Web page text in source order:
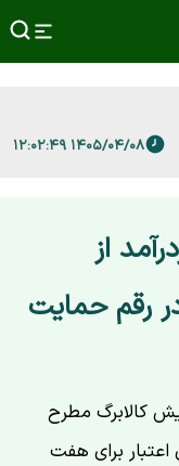
۱۴۰۵/۰۴/۰۸ ۱۲:۰۲:۴۹
از
رقم حمایت
کالابرگ مطرح
بیش از ۲۰ درصدی اعتبار برای هفت